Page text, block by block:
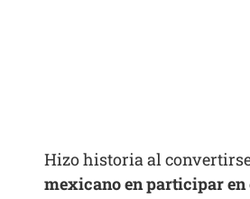
Hizo historia al
mexicano en participar en